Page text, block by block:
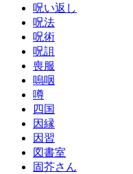
呪い返し
呪法
呪術
呪詛
喪服
嗚咽
噂
四国
因縁
因習
図書室
固芥さん